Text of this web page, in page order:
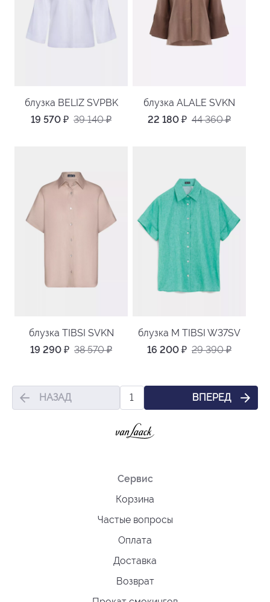
блузка BELIZ SVPBK
19 570 ₽ 39 140₽
блузка ALALE SVKN
22 180 ₽ 44 360₽
блузка TIBSI SVKN
19 290 ₽ 38 570₽
блузка M TIBSI W37SV
16 200 ₽ 29 390₽
НАЗАД 1 ВПЕРЕД
Сервис
Корзина
Частые вопросы
Оплата
Доставка
Возврат